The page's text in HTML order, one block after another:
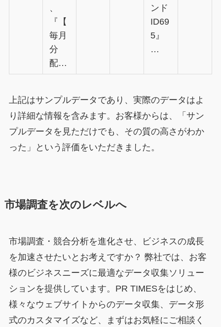
、
『【
毎月
分
配…
ンド
ID69
5』
…
上記はサンプルデータであり、実際のデータはよ
り詳細な情報を含みます。お客様からは、「サン
プルデータを見ただけでも、その質の高さがわか
った」という評価をいただきました。
市場調査を次のレベルへ
市場調査・競合分析を進化させ、ビジネスの成長
を加速させたいとお考えですか？ 弊社では、お客
様のビジネスニーズに最適なデータ収集ソリュー
ションを提供しています。PR TIMESをはじめ、
様々なウェブサイトからのデータ収集、データ形
式のカスタマイズなど、まずはお気軽にご相談く